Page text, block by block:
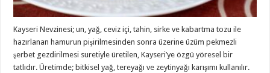
Kayseri Nevzinesi; un, yağ, ceviz içi, tahin, sirke ve kabartma tozu ile
hazırlanan hamurun pişirilmesinden sonra üzerine üzüm pekmezli
şerbet gezdirilmesi suretiyle üretilen, Kayseri’ye özgü yöresel bir
tatlıdır. Üretimde; bitkisel yağ, tereyağı ve zeytinyağı karışımı kullanılır.